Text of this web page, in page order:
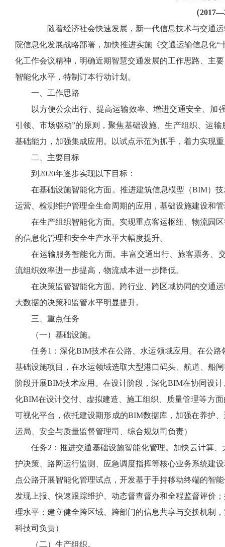
（
随着经济社会快速发展，新一代信息技术与交通运
院信息化发展战略部署，加快推进实施《交通运输信息化
化工作会议精神，明确近期智慧交通发展的工作思路、主
智能化水平，特制订本行动计划。
一、工作思路
以方便公众出行、提高运输效率、增进交通安全、加
引领、市场驱动”的原则，聚焦基础设施、生产组织、运
基础能力，加强集成应用。以试点示范为抓手，着力实现
二、主要目标
到2020年逐步实现以下目标：
在基础设施智能化方面。推进建筑信息模型（BIM）技
运营、检测维护管理全生命周期的应用，基础设施建设和
在生产组织智能化方面。实现重点客运枢纽、物流园区
的信息化管理和安全生产水平大幅度提升。
在运输服务智能化方面。丰富交通出行、旅客票务、
流组织效率进一步提高，物流成本进一步降低。
在决策监管智能化方面。跨行业、跨区域协同的交通运
大数据的决策和监管水平明显提升。
三、重点任务
（一）基础设施。
任务1：深化BIM技术在公路、水运领域应用。在公路
基础设施项目，在水运领域选取大型港口码头、航道、船
阶段开展BIM技术应用。在设计阶段，深化BIM在协同设
化BIM在设计交付、虚拟建造、施工组织、质量管理等方
可视化平台，依托建设期形成的BIM数据库，加强在养护
运局、安全与质量监督管理司、综合规划司负责）
任务2：推进交通基础设施智能化管理。加快云计算、
护决策、路网运行监测、应急调度指挥等核心业务系统建
点公路开展智能化管理试点，开发基于手持移动终端的智
发现上报、快速跟踪维护、动态督查督办和全程监督评价
理水平；建立健全跨区域、跨部门的信息共享与交换机制
科技司负责）
（二）生产组织。